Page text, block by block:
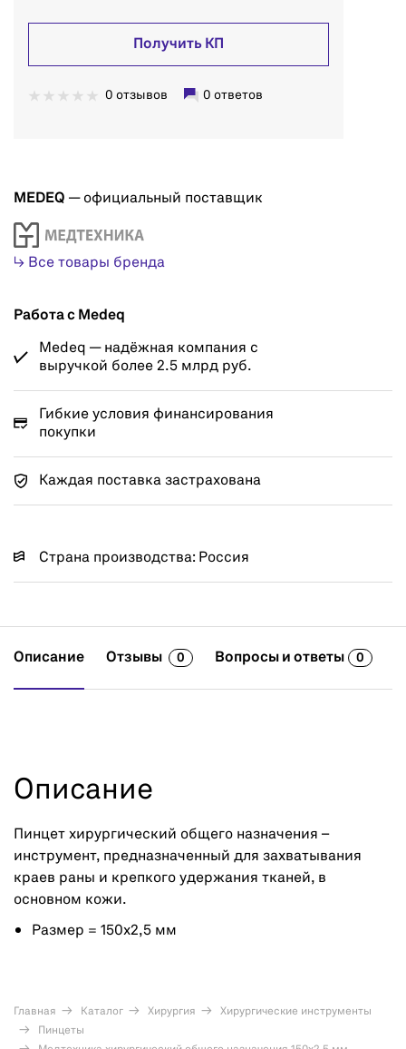
Получить КП
0 отзывов 0 ответов
MEDEQ — официальный поставщик
↳ Все товары бренда
Работа с Medeq
Medeq — надёжная компания с
выручкой более 2.5 млрд руб.
Гибкие условия финансирования
покупки
Каждая поставка застрахована
Страна производства: Россия
Описание Отзывы 0 Вопросы и ответы 0
Описание
Пинцет хирургический общего назначения –
инструмент, предназначенный для захватывания
краев раны и крепкого удержания тканей, в
основном кожи.
Размер = 150х2,5 мм
Главная Каталог Хирургия
Хирургические инструменты
Пинцеты